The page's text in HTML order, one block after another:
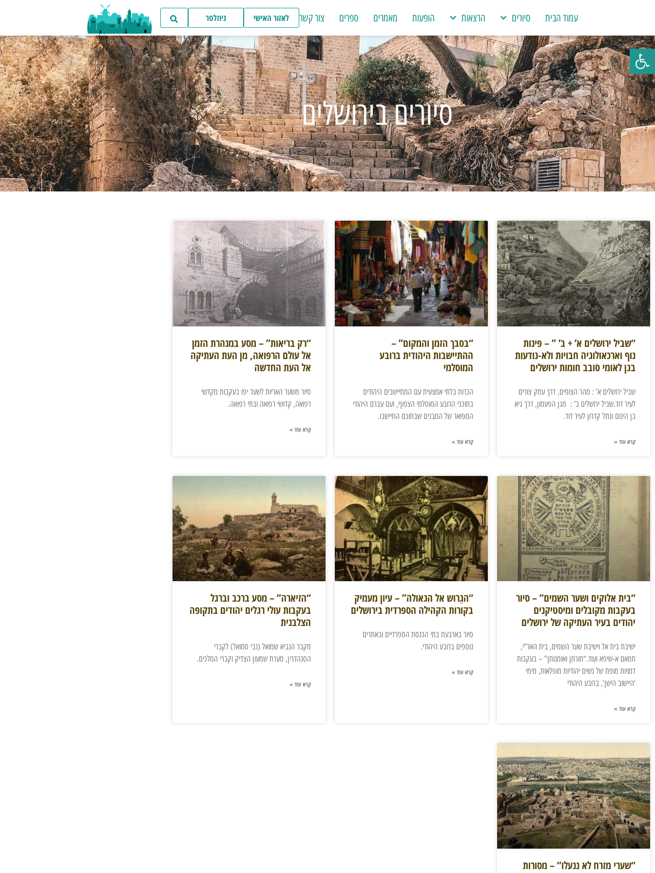
פתח סרגל נגישות
עמוד הבית סיורים הרצאות הופעות מאמרים ספרים צור קשר לאזור האישי ניוזלטר
ד"ר איל דודסון
סיורים בירושלים
“שביל ירושלים א’ + ב’ ” – פינות
נוף וארכאולוגיה חבויות ולא-נודעות
בגן לאומי סובב חומות ירושלים
שביל ירושלים א’ : מהר הצופים, דרך עמק צורים
לעיר דוד.שביל ירושלים ב’ : מגן הפעמון, דרך גיא
בן הינום ונחל קדרון לעיר דוד.
קרא עוד »
“בסבך הזמן והמקום” –
ההתיישבות היהודית ברובע
המוסלמי
הכרות בלתי אמצעית עם המתיישבים היהודים
בתוככי הרובע המוסלמי הצפוף, ועם עברם היהודי
המפואר של המבנים שבתוכם התיישבו.
קרא עוד »
“רק בריאות” – מסע במנהרת הזמן
אל עולם הרפואה, מן העת העתיקה
אל העת החדשה
סיור משער האריות לשער יפו בעקבות מקדשי
רפואה, קדושי רפואה ובתי רפואה.
קרא עוד »
“בית אלוקים ושער השמים” – סיור
בעקבות מקובלים ומיסטיקנים
יהודים בעיר העתיקה של ירושלים
ישיבת בית אל וישיבת שער השמים, בית האר”י,
חמאם א-שיפא ועוד.“תורתן ואומנותן” – בעקבות
דמויות מופת של נשים יהודיות מופלאות, מימי
‘היישוב הישן’, ברובע היהודי
קרא עוד »
“הגֵרוש אל הגאולה” – עיון מעמיק
בקורות הקהילה הספרדית בירושלים
סיור בארבעת בתי הכנסת הספרדיים ובאתרים
נוספים ברובע היהודי.
קרא עוד »
“הזיארה” – מסע ברכב וברגל
בעקבות עולי רגלים יהודים בתקופה
הצלבנית
מקבר הנביא שמואל (נבי סמואל) לקברי
הסנהדרין, מערת שמעון הצדיק וקברי המלכים.
קרא עוד »
“שערי מזרח לא ננעלו” – מסורות